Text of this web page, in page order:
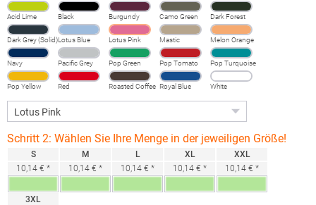
Acid Lime Black Burgundy Camo Green Dark Forest
Dark Grey (Solid)Lotus Blue Lotus Pink Mastic Melon Orange
Navy Pacific Grey Pop Green Pop Tomato Pop Turquoise
Pop Yellow Red Roasted Coffee Royal Blue White
Schritt 2: Wählen Sie Ihre Menge in der jeweiligen Größe!
S
10,14 € *
M
10,14 € *
L
10,14 € *
XL
10,14 € *
XXL
10,14 € *
3XL